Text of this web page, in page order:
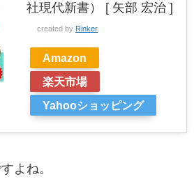
社現代新書） [ 矢部 宏治 ]
created by Rinker
Amazon
楽天市場
Yahooショッピング
よね。